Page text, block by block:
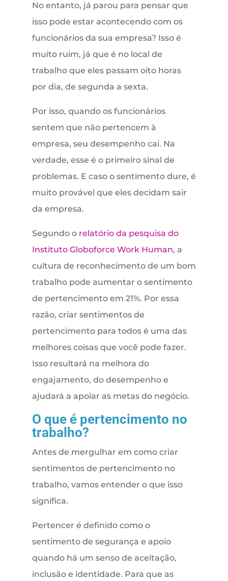
No entanto, já parou para pensar que
isso pode estar acontecendo com os
funcionários da sua empresa? Isso é
muito ruim, já que é no local de
trabalho que eles passam oito horas
por dia, de segunda a sexta.
Por isso, quando os funcionários
sentem que não pertencem à
empresa, seu desempenho cai. Na
verdade, esse é o primeiro sinal de
problemas. E caso o sentimento dure, é
muito provável que eles decidam sair
da empresa.
Segundo o relatório da pesquisa do
Instituto Globoforce Work Human, a
cultura de reconhecimento de um bom
trabalho pode aumentar o sentimento
de pertencimento em 21%. Por essa
razão, criar sentimentos de
pertencimento para todos é uma das
melhores coisas que você pode fazer.
Isso resultará na melhora do
engajamento, do desempenho e
ajudará a apoiar as metas do negócio.
O que é pertencimento no
trabalho?
Antes de mergulhar em como criar
sentimentos de pertencimento no
trabalho, vamos entender o que isso
significa.
Pertencer é definido como o
sentimento de segurança e apoio
quando há um senso de aceitação,
inclusão e identidade. Para que as